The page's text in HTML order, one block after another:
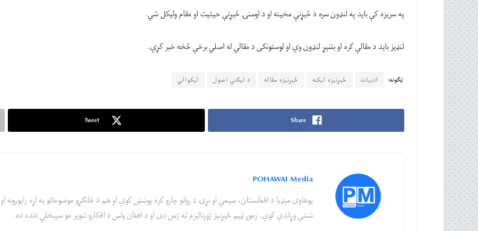
په سریزه کې باید په لنډون سره د څېړنې مخینه او د اوسنۍ څېړنې حیثیت او مقام ولیکل شي.
لنډيز باید د مقالې کره او بشپړ لنډون وي او لوستونکی د مقالې له اصلي برخې څخه خبر کړي.
ټګونه: ادبیات څېړنیزه لیکنه څېړنیزه مقاله د لیکنې اصول لیکوالي
Share
Tweet
POHAWAI Media
پوهاوی‌ مېډیا د افغانستان، سیمې او نړۍ د روانو چارو کره پوښښ کوي او هم د ځانګړو موضوعاتو په اړه راپورونه او
شننې وړاندې کوي. زموږ ټیم څېړنیز ژورنالېزم ته ژمن دی او د افغان ولس د افکارو تنویر مو سپېڅلې دنده ده.